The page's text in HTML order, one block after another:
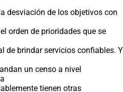
desviación de los objetivos con
orden de prioridades que se
de brindar servicios confiables. Y
un censo a nivel
tienen otras